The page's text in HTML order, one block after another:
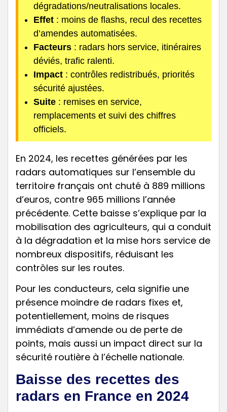
dégradations/neutralisations locales.
Effet : moins de flashs, recul des recettes
d’amendes automatisées.
Facteurs : radars hors service, itinéraires
déviés, trafic ralenti.
Impact : contrôles redistribués, priorités
sécurité ajustées.
Suite : remises en service,
remplacements et suivi des chiffres
officiels.
En 2024, les recettes générées par les
radars automatiques sur l’ensemble du
territoire français ont chuté à 889 millions
d’euros, contre 965 millions l’année
précédente. Cette baisse s’explique par la
mobilisation des agriculteurs, qui a conduit
à la dégradation et la mise hors service de
nombreux dispositifs, réduisant les
contrôles sur les routes.
Pour les conducteurs, cela signifie une
présence moindre de radars fixes et,
potentiellement, moins de risques
immédiats d’amende ou de perte de
points, mais aussi un impact direct sur la
sécurité routière à l’échelle nationale.
Baisse des recettes des
radars en France en 2024